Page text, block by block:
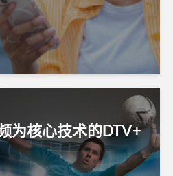
为核心技术的DTV+